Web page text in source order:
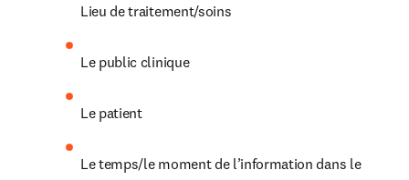
Lieu de traitement/soins
Le public clinique
Le patient
Le temps/le moment de l’information dans le